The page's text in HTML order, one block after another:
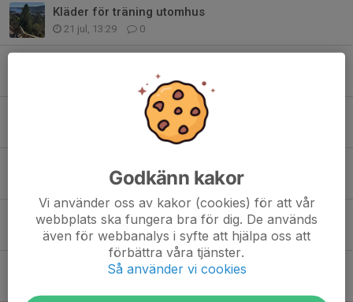
Kläder för träning utomhus
21 jul, 13:29 0
Avslutningsaktiviteten den 13/5
0
27 apr, 19:38 0
Träning 6/4
4 apr, 19:40 5
Ingen träning 6/4
Godkänn kakor
Vi använder oss av kakor (cookies) för att vår
webbplats ska fungera bra för dig. De används
även för webbanalys i syfte att hjälpa oss att
förbättra våra tjänster.
Så använder vi cookies